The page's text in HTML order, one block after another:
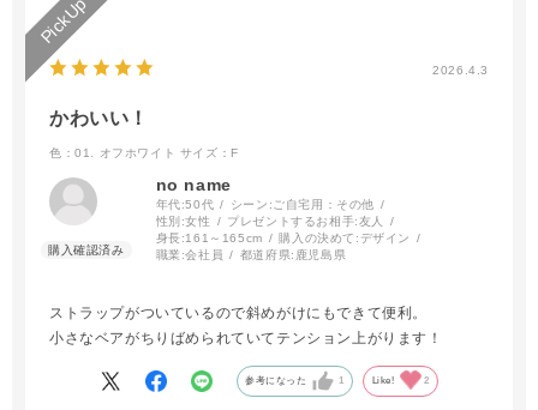
2026.4.3
かわいい！
色：01. オフホワイト サイズ：F
no name
年代:50代 シーン: ご自宅用：その他
性別:女性 プレゼントするお相手:友人
身長:161～165cm 購入の決めて: デザイン
職業:会社員 都道府県: 鹿児島県
ストラップがついているので斜めがけにもできて便利。
小さなベアがちりばめられていてテンション上がります！
参考になった 1 Like! 2